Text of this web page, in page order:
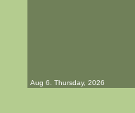
Aug 6. Thursday, 2026